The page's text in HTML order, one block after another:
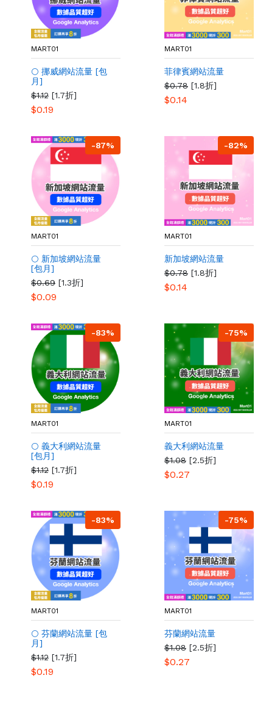
MART01
🌕 挪威網站流量 [包
月]
$1.12 [1.7折]
$0.19
MART01
菲律賓網站流量
$0.78 [1.8折]
$0.14
-87%
MART01
🌕 新加坡網站流量
[包月]
$0.69 [1.3折]
$0.09
-82%
MART01
新加坡網站流量
$0.78 [1.8折]
$0.14
-83%
MART01
🌕 義大利網站流量
[包月]
$1.12 [1.7折]
$0.19
-75%
MART01
義大利網站流量
$1.08 [2.5折]
$0.27
-83%
MART01
🌕 芬蘭網站流量 [包
月]
$1.12 [1.7折]
$0.19
-75%
MART01
芬蘭網站流量
$1.08 [2.5折]
$0.27